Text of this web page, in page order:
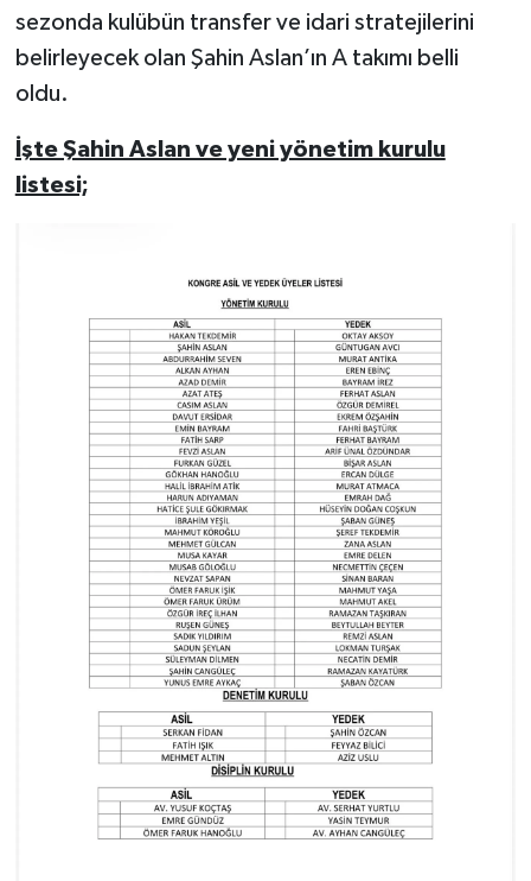
sezonda kulübün transfer ve idari stratejilerini
belirleyecek olan Şahin Aslan’ın A takımı belli
oldu.
İşte Şahin Aslan ve yeni yönetim kurulu
listesi;